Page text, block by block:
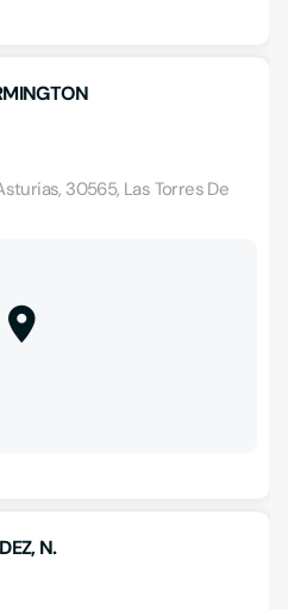
30565, Las Torres De
N.